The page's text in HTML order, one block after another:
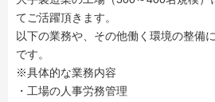
てご活躍頂きます。
以下の業務や、その他働く環境の整備
です。
※具体的な業務内容
・工場の人事労務管理